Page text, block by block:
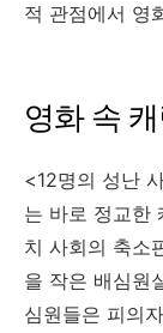
적 관점에서 영
영화 속
<12명의 성난
는 바로 정교한
치 사회의 축소
을 작은 배심원
심원들은 피의